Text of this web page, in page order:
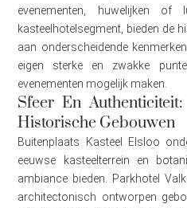
evenementen, huwelijken
kasteelhotelsegment, bieden de
aan onderscheidende
eigen sterke en zwakke
evenementen mogelijk maken.
Sfeer En
Historische Gebouwen
Buitenplaats Kasteel Elsloo
eeuwse kasteelterrein en
ambiance bieden. Parkhotel
architectonisch ontworpen